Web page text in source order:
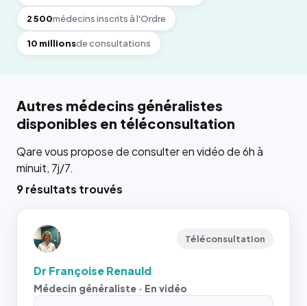
2 500médecins inscrits à l'Ordre
10 millionsde consultations
Autres médecins généralistes
disponibles en téléconsultation
Qare vous propose de consulter en vidéo de 6h à
minuit, 7j/7.
9 résultats trouvés
Téléconsultation
Dr Françoise Renauld
Médecin généraliste · En vidéo